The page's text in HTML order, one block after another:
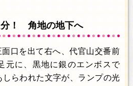
分！ 角地の地下へ
口を出て右へ、代官山交番前
元に、黒地に銀のエンボスで
しらわれた文字が、ランプの光